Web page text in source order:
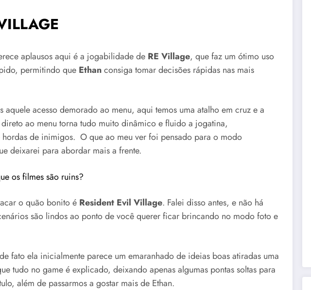
aplausos aqui é a jogabilidade de RE Village, que faz um ótimo uso
permitindo que Ethanconsiga tomar decisões rápidas nas mais
aquele acesso demorado ao menu, aqui temos uma atalho em cruz e a
ao menu torna tudo muito dinâmico e fluido a jogatina,
de inimigos. O que ao meu ver foi pensado para o modo
deixarei para abordar mais a frente.
os filmes são ruins?
o quão bonito é Resident Evil Village. Falei disso antes, e não há
são lindos ao ponto de você querer ficar brincando no modo foto e
fato ela inicialmente parece um emaranhado de ideias boas atiradas uma
tudo no game é explicado, deixando apenas algumas pontas soltas para
além de passarmos a gostar mais de Ethan.